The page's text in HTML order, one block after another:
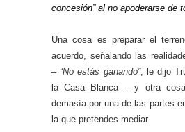
concesión” al no apoderarse de
Una cosa es preparar el
acuerdo, señalando las
– “No estás ganando”, le dijo
la Casa Blanca – y otra
demasía por una de las partes
la que pretendes mediar.